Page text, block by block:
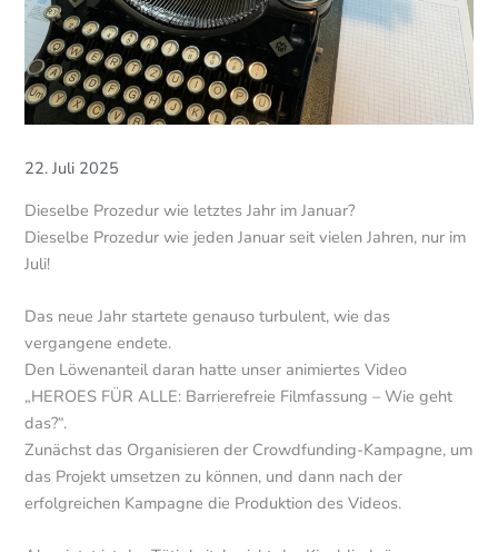
22. Juli 2025
Dieselbe Prozedur wie letztes Jahr im Januar?
Dieselbe Prozedur wie jeden Januar seit vielen Jahren, nur im
Juli!
Das neue Jahr startete genauso turbulent, wie das
vergangene endete.
Den Löwenanteil daran hatte unser animiertes Video
„HEROES FÜR ALLE: Barrierefreie Filmfassung – Wie geht
das?“.
Zunächst das Organisieren der Crowdfunding-Kampagne, um
das Projekt umsetzen zu können, und dann nach der
erfolgreichen Kampagne die Produktion des Videos.